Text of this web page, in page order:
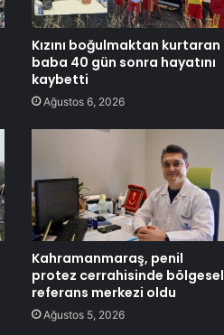
Kızını boğulmaktan kurtaran
baba 40 gün sonra hayatını
kaybetti
Ağustos 6, 2026
Kahramanmaraş, penil
protez cerrahisinde bölgesel
referans merkezi oldu
Ağustos 5, 2026